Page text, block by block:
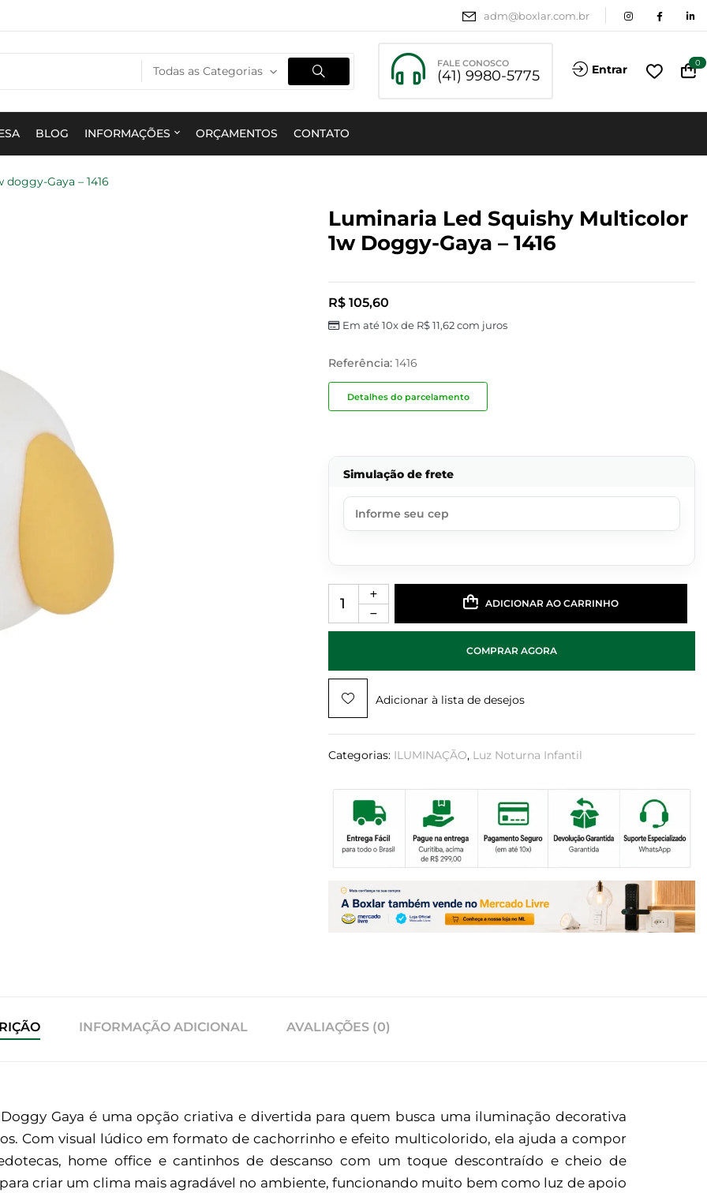
adm@boxlar.com.br
Todas as Categorias
FALE CONOSCO
(41) 9980-5775 Entrar 0
BLOG INFORMAÇÕES ORÇAMENTOS CONTATO
Gaya – 1416
Luminaria Led Squishy Multicolor
1w Doggy-Gaya – 1416
R$105,60
Em até 10x de R$11,62com juros
Referência:1416
Detalhes do parcelamento
Simulação de frete
ADICIONAR AO CARRINHO
COMPRAR AGORA
Adicionar à lista de desejos
Categorias: ILUMINAÇÃO, Luz Noturna Infantil
INFORMAÇÃO ADICIONAL AVALIAÇÕES (0)
Gaya é uma opção criativa e divertida para quem busca uma iluminação decorativa
Com visual lúdico em formato de cachorrinho e efeito multicolorido, ela ajuda a compor
home office e cantinhos de descanso com um toque descontraído e cheio de
criar um clima mais agradável no ambiente, funcionando muito bem como luz de apoio